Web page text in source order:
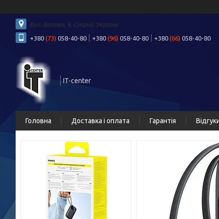
Вул. Валова, 9, Стрий, Україна
+380 (73) 058-40-80 +380 (96) 058-40-80 +380 (66) 058-40-80
IT-center
Головна Доставка і оплата Гарантія